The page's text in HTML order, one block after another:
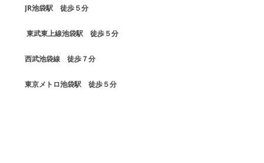
JR池袋駅 徒歩５分
東武東上線池袋駅 徒歩５分
西武池袋線 徒歩７分
東京メトロ池袋駅 徒歩５分